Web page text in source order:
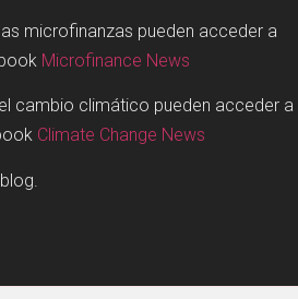
microfinanzas pueden acceder a
Microfinance News
cambio climático pueden acceder a
Climate Change News